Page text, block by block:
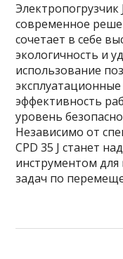
Электропогрузчик
современное
сочетает в себе
экологичность и
использование
эффективность
уровень
Независимо от
CPD 35 J станет
инструментом
задач по